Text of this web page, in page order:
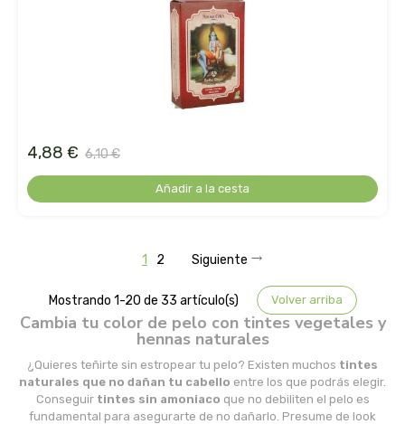
Cambia tu color de pelo con tintes vegetales y
hennas naturales
¿Quieres teñirte sin estropear tu pelo? Existen muchos tintes
naturales que no dañan tu cabello entre los que podrás elegir.
Conseguir tintes sin amoniaco que no debiliten el pelo es
fundamental para asegurarte de no dañarlo. Presume de look
4,88 € 6,10 €
Añadir a la cesta
1 2 Siguiente
Mostrando 1-20 de 33 artículo(s) Volver arriba
marnys
mon
monki
msr laboratorios